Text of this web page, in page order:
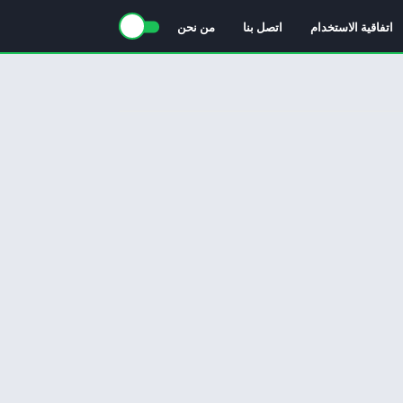
اتفاقية الاستخدام اتصل بنا من نحن